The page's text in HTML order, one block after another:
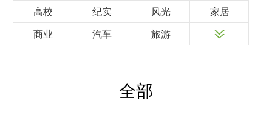
高校 纪实 风光 家居
商业 汽车 旅游
全部